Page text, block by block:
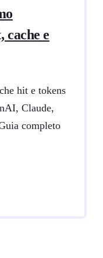
e
hit e tokens
Claude,
completo